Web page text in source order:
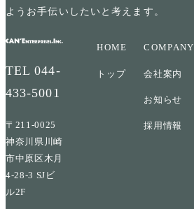
ようお手伝いしたいと考えます。
TEL044-
433-5001
〒211-0025
神奈川県川崎
市中原区木月
4-28-3 SJビ
ル2F
HOME
トップ
COMPANY
会社案内
お知らせ
採用情報